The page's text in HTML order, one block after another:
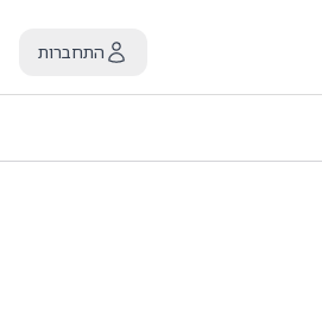
התחברות